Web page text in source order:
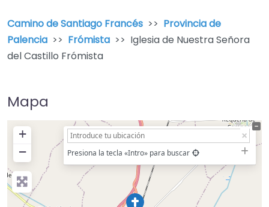
Camino de Santiago Francés >> Provincia de
Palencia >> Frómista >> Iglesia de Nuestra Señora
del Castillo Frómista
Mapa
+
−
Presiona la tecla «Intro» para buscar